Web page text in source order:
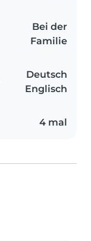
Bei der
Familie
Deutsch
Englisch
4 mal